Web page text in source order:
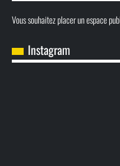
Vous souhaitez placer un espace
Instagram